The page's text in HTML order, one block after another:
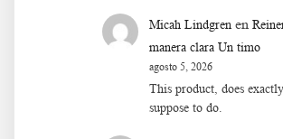
Micah Lindgren en
manera clara Un timo
agosto 5, 2026
This product, does
suppose to do.